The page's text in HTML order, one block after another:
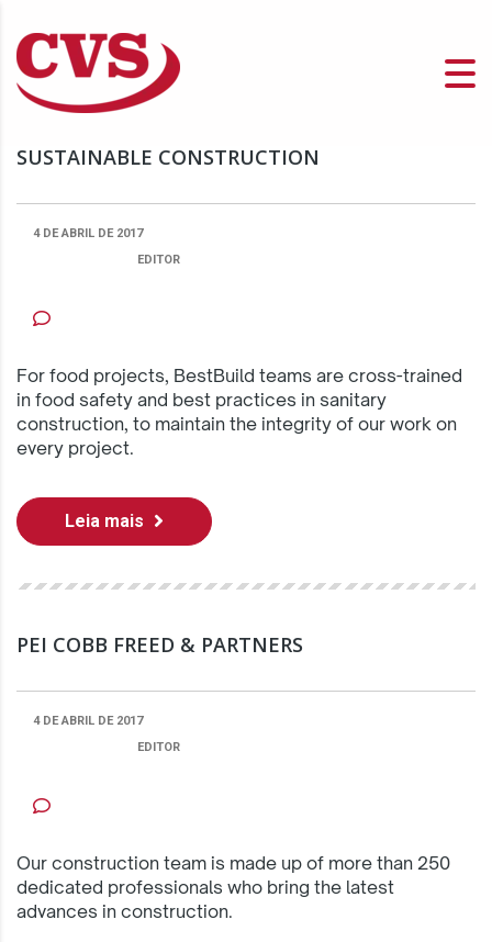
SUSTAINABLE CONSTRUCTION
4 DE ABRIL DE 2017
EDITOR
For food projects, BestBuild teams are cross-trained
in food safety and best practices in sanitary
construction, to maintain the integrity of our work on
every project.
Leia mais
PEI COBB FREED & PARTNERS
4 DE ABRIL DE 2017
EDITOR
Our construction team is made up of more than 250
dedicated professionals who bring the latest
advances in construction.